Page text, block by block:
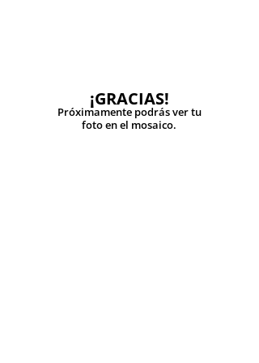
¡GRACIAS!
Próximamente podrás ver tu
foto en el mosaico.